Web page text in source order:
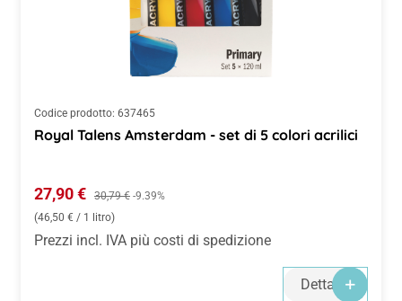
Codice prodotto: 637465
Royal Talens Amsterdam - set di 5 colori acrilici
Prezzo di vendita:
27,90 € Prezzo normale:
30,79 € -9.39%
(46,50 € / 1 litro)
Prezzi incl. IVA più costi di spedizione
Dettagli